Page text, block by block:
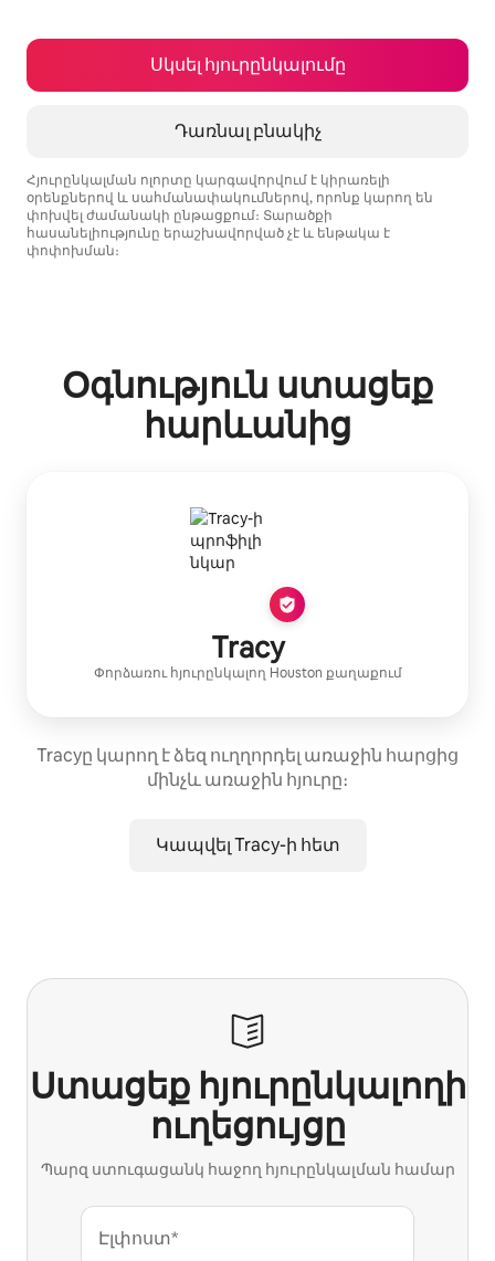
Սկսել հյուրընկալումը
Դառնալ բնակիչ
Հյուրընկալման ոլորտը կարգավորվում է կիրառելի
օրենքներով և սահմանափակումներով, որոնք կարող են
փոխվել ժամանակի ընթացքում։ Տարածքի
հասանելիությունը երաշխավորված չէ և ենթակա է
փոփոխման։
Օգնություն ստացեք
հարևանից
Tracy
Փորձառու հյուրընկալող Houston քաղաքում
Tracyը կարող է ձեզ ուղղորդել առաջին հարցից
մինչև առաջին հյուրը։
Կապվել Tracy-ի հետ
Ստացեք հյուրընկալողի
ուղեցույցը
Պարզ ստուգացանկ հաջող հյուրընկալման համար
Էլփոստ*